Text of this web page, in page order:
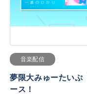
音楽配信
夢限大みゅーたいぷ
ース！